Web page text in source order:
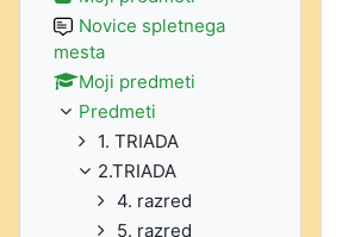
Novice spletnega
mesta
Moji predmeti
Predmeti
1. TRIADA
2.TRIADA
4. razred
5. razred